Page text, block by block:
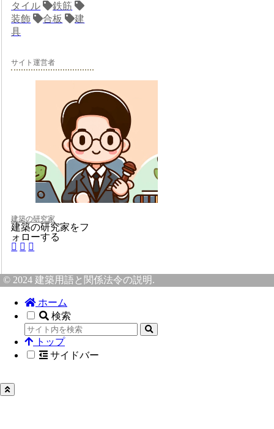
タイル
鉄筋
装飾
合板
建
具
サイト運営者
建築の研究家
建築の研究家をフ
ォローする
© 2024 建築用語と関係法令の説明.
ホーム
検索
トップ
サイドバー